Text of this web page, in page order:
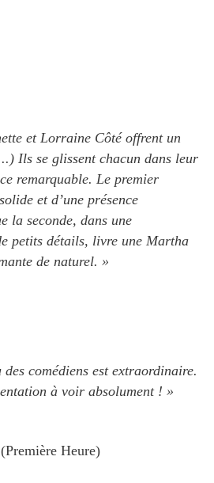
et Lorraine Côté offrent un
Ils se glissent chacun dans leur
remarquable. Le premier
et d’une présence
la seconde, dans une
petits détails, livre une Martha
de naturel. »
comédiens est extraordinaire.
à voir absolument ! »
Heure)